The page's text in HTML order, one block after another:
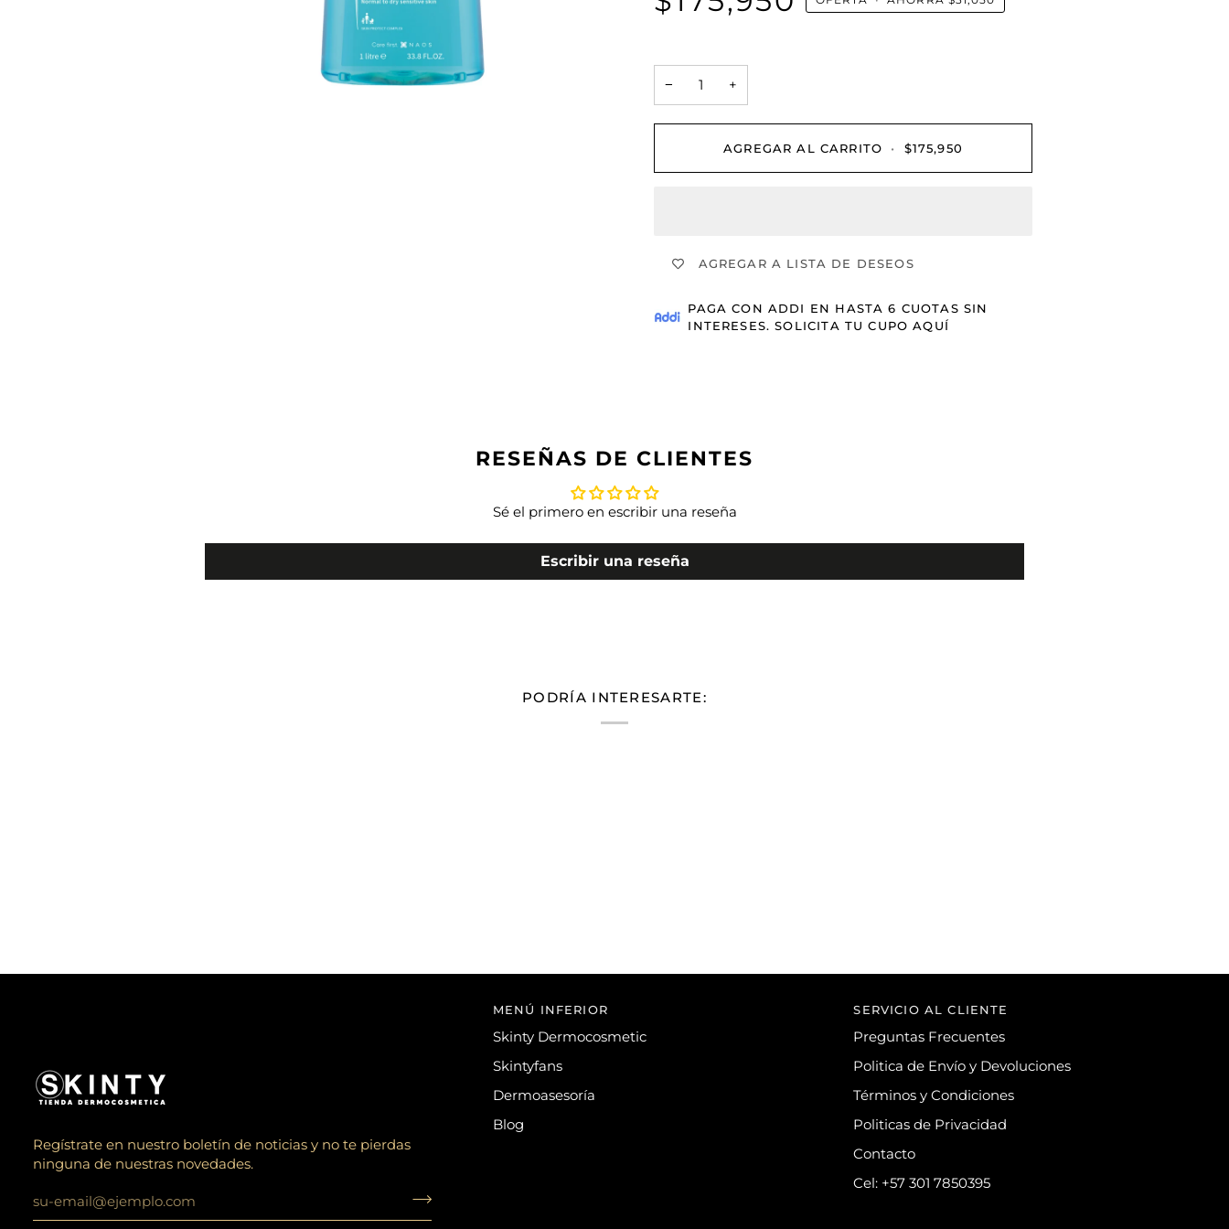
− +
AGREGAR AL CARRITO • $175,950
AGREGAR A LISTA DE DESEOS
PAGA CON ADDI EN HASTA 6 CUOTAS SIN
INTERESES.SOLICITA TU CUPO AQUÍ
RESEÑAS DE CLIENTES
Sé el primero en escribir una reseña
Escribir una reseña
PODRÍA INTERESARTE:
Regístrate en nuestro boletín de noticias y no te pierdas
ninguna de nuestras novedades.
MENÚ INFERIOR
Skinty Dermocosmetic
Skintyfans
Dermoasesoría
Blog
SERVICIO AL CLIENTE
Preguntas Frecuentes
Politica de Envío y Devoluciones
Términos y Condiciones
Politicas de Privacidad
Contacto
Cel: +57 301 7850395